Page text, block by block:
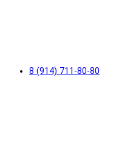
8 (914) 711-80-80